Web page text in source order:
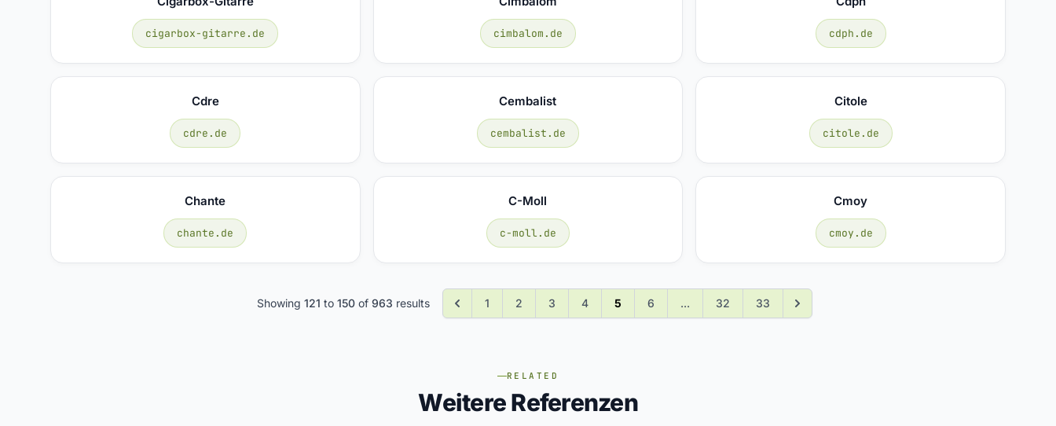
cigarbox-gitarre.de cimbalom.de cdph.de
Cdre
cdre.de
Cembalist
cembalist.de
Citole
citole.de
Chante
chante.de
C-Moll
c-moll.de
Cmoy
cmoy.de
Showing 121 to 150of 963 results 1 2 3 4 5 6 ... 32 33
RELATED
Weitere Referenzen